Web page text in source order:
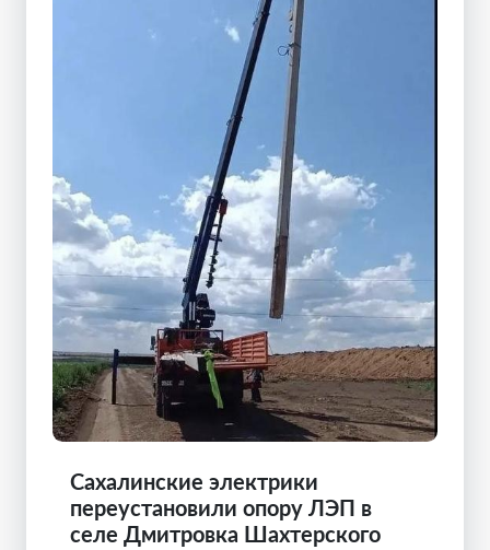
Сахалинские электрики
переустановили опору ЛЭП в
селе Дмитровка Шахтерского